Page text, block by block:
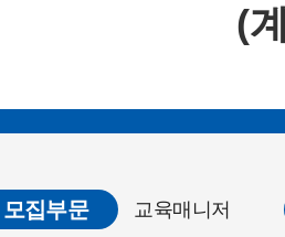
(
모집부문 교육매니저